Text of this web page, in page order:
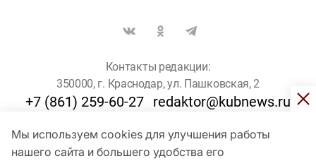
Мы используем cookies для улучшения работы
нашего сайта и большего удобства его
Контакты редакции:
350000, г. Краснодар, ул. Пашковская, 2
+7 (861) 259-60-27 redaktor@kubnews.ru
Для пользователей старше 16 лет